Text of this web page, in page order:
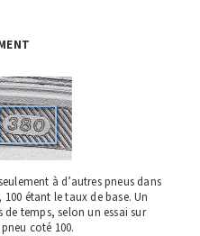
à d’autres pneus dans
étant le taux de base. Un
temps, selon un essai sur
coté 100.